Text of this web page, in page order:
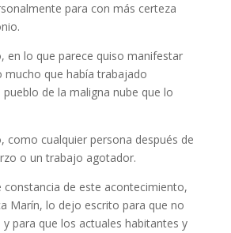
para con más certeza
en lo que parece quiso manifestar
mucho que había trabajado
de la maligna nube que lo
como cualquier persona después de
o un trabajo agotador.
constancia de este acontecimiento,
Marín, lo dejo escrito para que no
y para que los actuales habitantes y